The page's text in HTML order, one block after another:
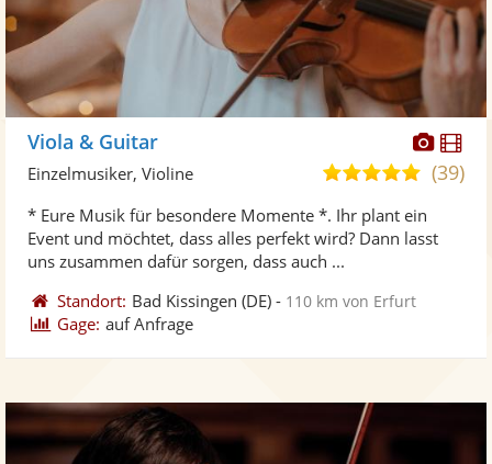
Viola & Guitar
5,0
5
(39)
Einzelmusiker, Violine
* Eure Musik für besondere Momente *. Ihr plant ein
Event und möchtet, dass alles perfekt wird? Dann lasst
uns zusammen dafür sorgen, dass auch ...
Standort: Bad Kissingen (DE) - 110 km von Erfurt
Gage: auf Anfrage